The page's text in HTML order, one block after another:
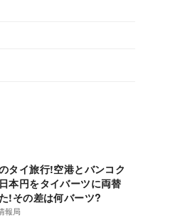
報局
タイ旅行!空港とバンコク
本円をタイバーツに両替
!その差は何バーツ?